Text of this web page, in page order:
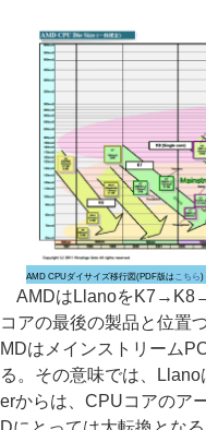
AMD CPUダイサイズ移行図(PDF版は こちら)
AMDはLlanoを
コアの最後の製品と位置
MDはメインストリーム
る。その意味では、
erからは、CPUコアのア